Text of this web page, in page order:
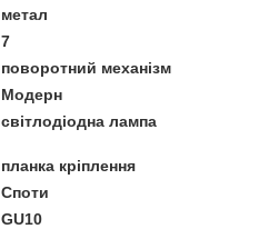
метал
7
поворотний механізм
Модерн
світлодіодна лампа
планка кріплення
Споти
GU10